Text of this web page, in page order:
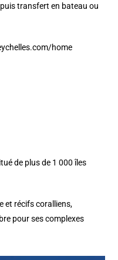
transfert en bateau ou
home
de plus de 1 000 îles
et récifs coralliens,
pour ses complexes